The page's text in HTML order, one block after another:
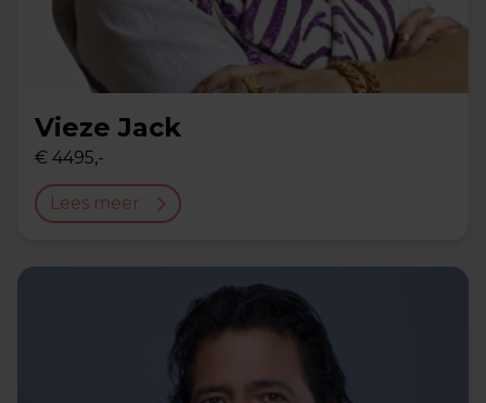
Vieze Jack
€ 4495,-
Lees meer